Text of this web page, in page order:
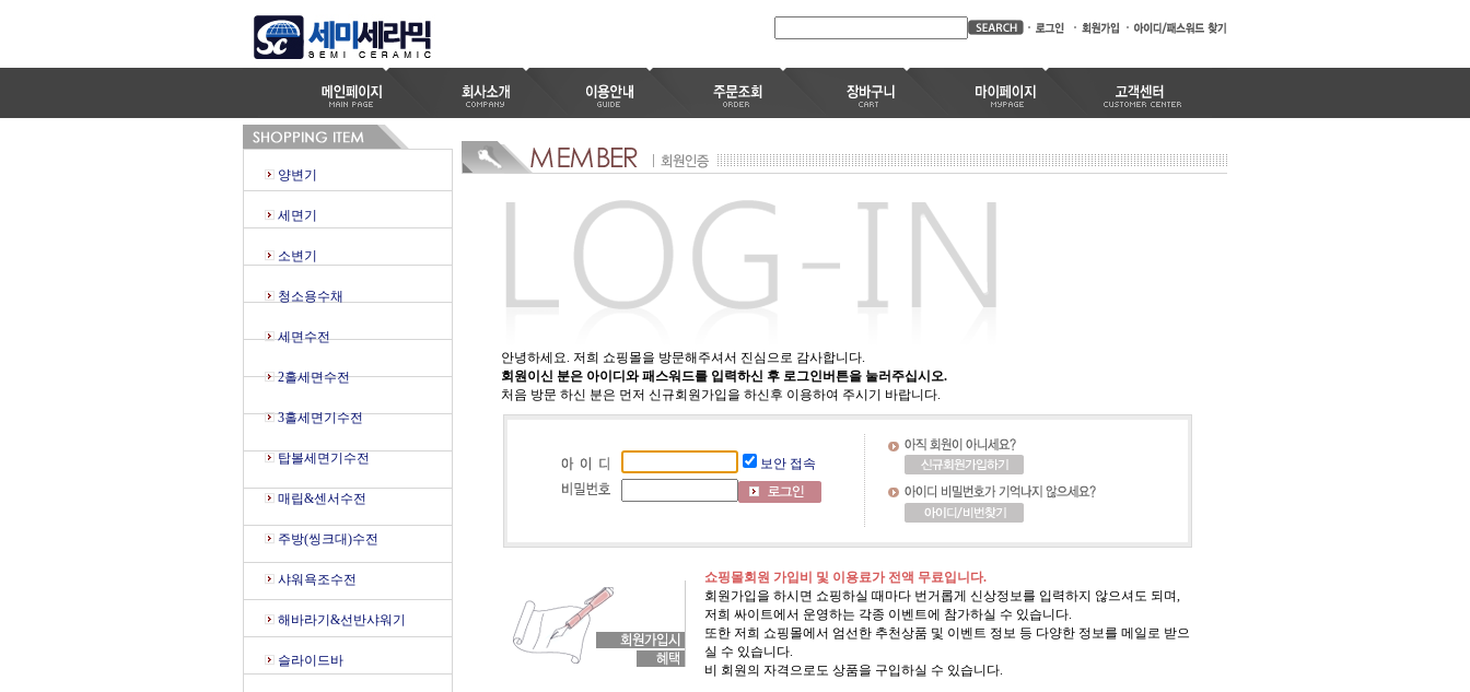
양변기
세면기
소변기
청소용수채
세면수전
2홀세면수전
3홀세면기수전
탑볼세면기수전
매립&센서수전
주방(씽크대)수전
샤워욕조수전
해바라기&선반샤워기
슬라이드바
안녕하세요. 저희 쇼핑몰을 방문해주셔서 진심으로 감사합니다.
회원이신 분은 아이디와 패스워드를 입력하신 후 로그인버튼을 눌러주십시오.
처음 방문 하신 분은 먼저 신규회원가입을 하신후 이용하여 주시기 바랍니다.
보안 접속
쇼핑몰회원 가입비 및 이용료가 전액 무료입니다.
회원가입을 하시면 쇼핑하실 때마다 번거롭게 신상정보를 입력하지 않으셔도 되며,
저희 싸이트에서 운영하는 각종 이벤트에 참가하실 수 있습니다.
또한 저희 쇼핑몰에서 엄선한 추천상품 및 이벤트 정보 등 다양한 정보를 메일로 받으
실 수 있습니다.
비 회원의 자격으로도 상품을 구입하실 수 있습니다.